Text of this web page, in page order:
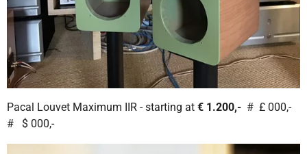
Pacal Louvet Maximum IIR - starting at € 1.200,- # £ 000,-
# $ 000,-